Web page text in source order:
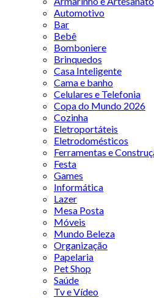
Automotivo
Bar
Bebê
Bomboniere
Brinquedos
Casa Inteligente
Cama e banho
Celulares e Telefonia
Copa do Mundo 2026
Cozinha
Eletroportáteis
Eletrodomésticos
Ferramentas e
Festa
Games
Informática
Lazer
Mesa Posta
Móveis
Mundo Beleza
Organização
Papelaria
Pet Shop
Saúde
Tv e Vídeo